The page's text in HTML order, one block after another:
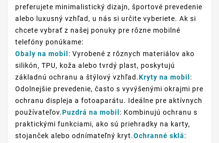
preferujete minimalistický dizajn, športové prevedenie
alebo luxusný vzhľad, u nás si určite vyberiete. Ak si
chcete vybrať z našej ponuky pre rôzne mobilné
telefóny ponúkame:
Obaly na mobil : Vyrobené z rôznych materiálov ako
silikón, TPU, koža alebo tvrdý plast, poskytujú
základnú ochranu a štýlový vzhľad.Kryty na mobil :
Odolnejšie prevedenie, často s vyvýšenými okrajmi pre
ochranu displeja a fotoaparátu. Ideálne pre aktívnych
používateľov.Puzdrá na mobil : Kombinujú ochranu s
praktickými funkciami, ako sú priehradky na karty,
stojanček alebo odnímateľný kryt.Ochranné sklá: